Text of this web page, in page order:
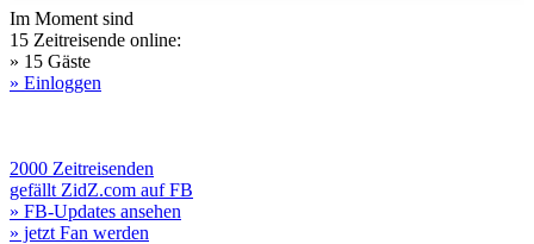
Im Moment sind
15 Zeitreisende online:
» 15 Gäste
» Einloggen
2000 Zeitreisenden
gefällt ZidZ.com auf FB
» FB-Updates ansehen
» jetzt Fan werden